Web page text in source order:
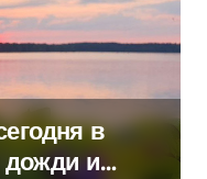
в
дожди и